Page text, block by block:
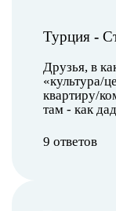
Турция -
Друзья, в
«культура/
квартиру/
там - как
9 ответов